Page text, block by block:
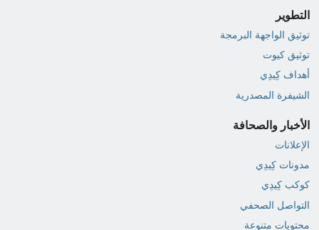
التطوير
توثيق الواجهة البرمجة
توثيق كيوت
أهداف كِيدِي
الشيفرة المصدرية
الأخبار والصحافة
الإعلانات
مدونات كِيدِي
كوكب كِيدِي
التواصل الصحفي
محتويات متنوعة